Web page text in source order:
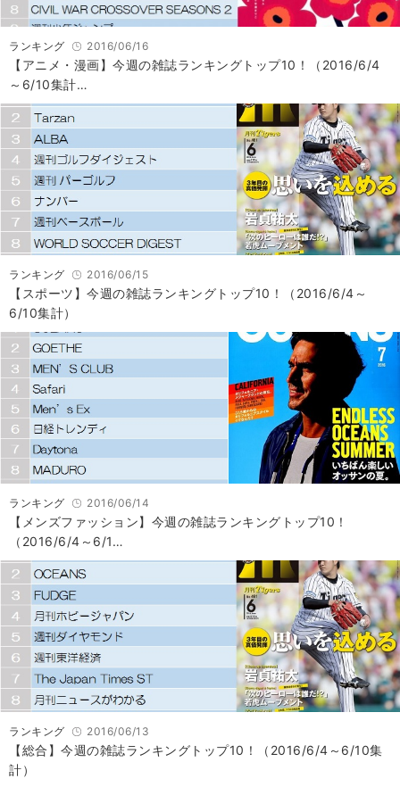
ランキング 2016/06/16
【アニメ・漫画】今週の雑誌ランキングトップ10！（2016/6/4
～6/10集計…
ランキング 2016/06/15
【スポーツ】今週の雑誌ランキングトップ10！（2016/6/4～
6/10集計）
ランキング 2016/06/14
【メンズファッション】今週の雑誌ランキングトップ10！
（2016/6/4～6/1…
ランキング 2016/06/13
【総合】今週の雑誌ランキングトップ10！（2016/6/4～6/10集
計）